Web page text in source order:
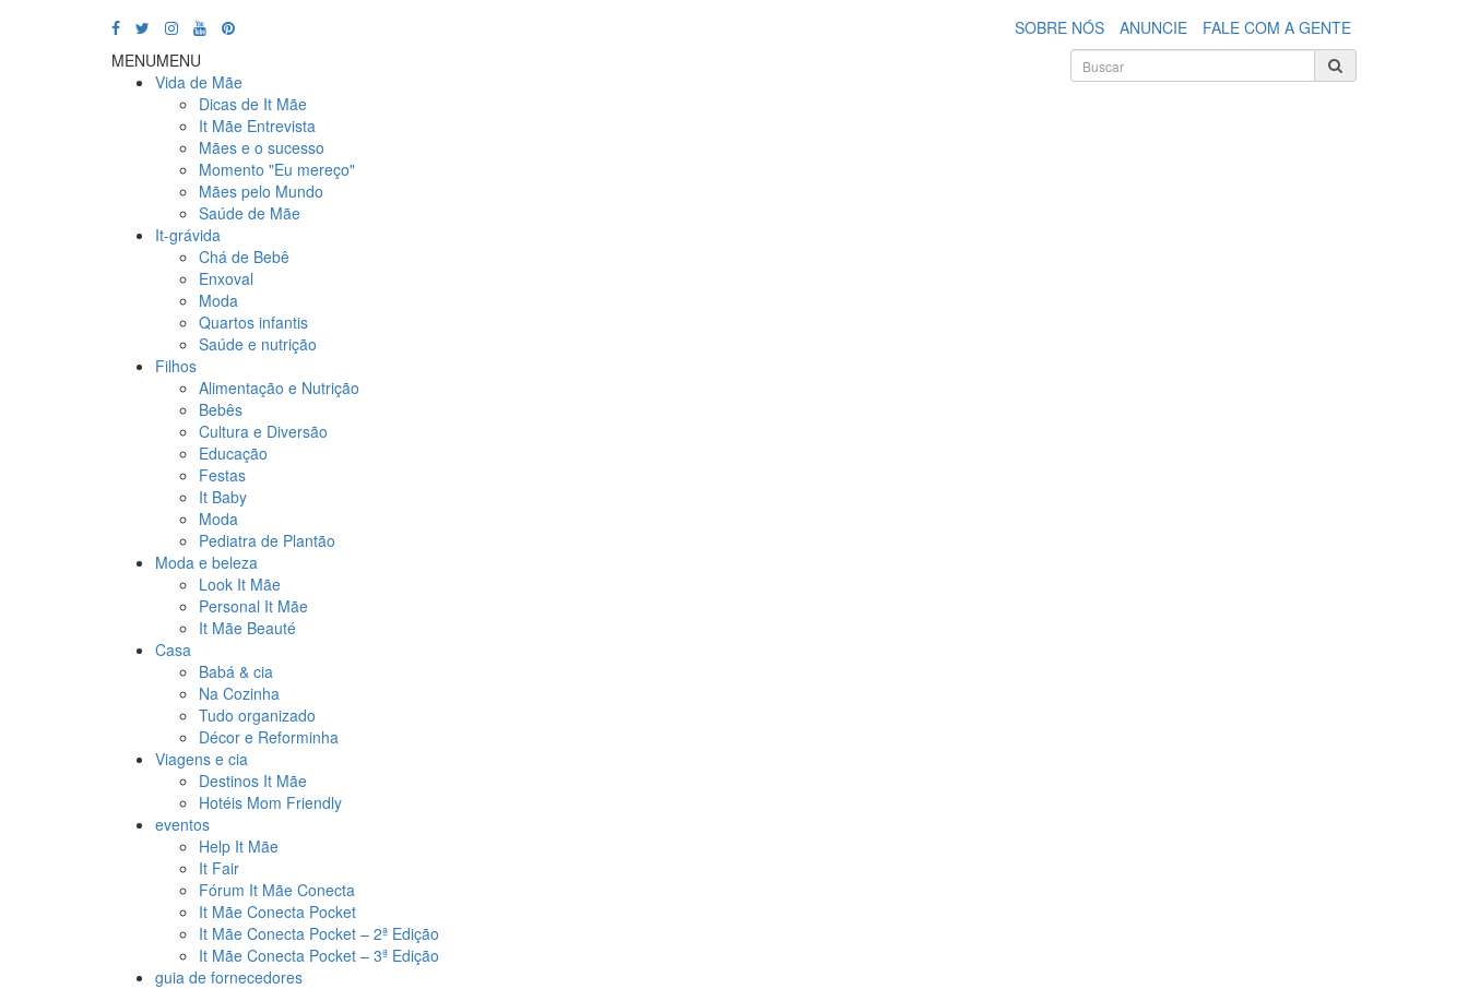
SOBRE NÓS ANUNCIE
FALE COM A GENTE
MENUMENU
Vida de Mãe
Dicas de It Mãe
It Mãe Entrevista
Mães e o sucesso
Momento "Eu mereço"
Mães pelo Mundo
Saúde de Mãe
It-grávida
Chá de Bebê
Enxoval
Moda
Quartos infantis
Saúde e nutrição
Filhos
Alimentação e Nutrição
Bebês
Cultura e Diversão
Educação
Festas
It Baby
Moda
Pediatra de Plantão
Moda e beleza
Look It Mãe
Personal It Mãe
It Mãe Beauté
Casa
Babá & cia
Na Cozinha
Tudo organizado
Décor e Reforminha
Viagens e cia
Destinos It Mãe
Hotéis Mom Friendly
eventos
Help It Mãe
It Fair
Fórum It Mãe Conecta
It Mãe Conecta Pocket
It Mãe Conecta Pocket – 2ª Edição
It Mãe Conecta Pocket – 3ª Edição
guia de fornecedores